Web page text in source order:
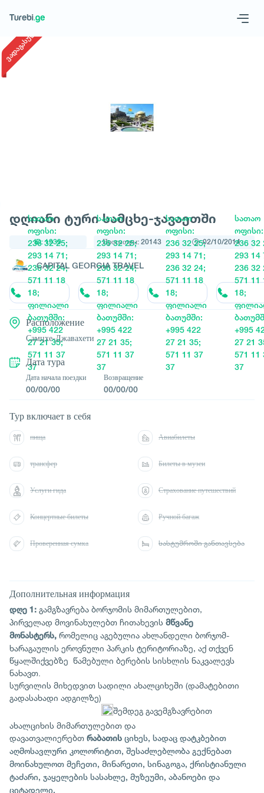
Запросить тур
ვადაგასული
დღიანი ტური სამცხე-ჯავაეთში
ID: 1939 Просмотры: 20143 02/10/2014
CAPITAL GEORGIA TRAVEL
სათაო
ოფისი:
236 32 25;
293 14 71;
236 32 24;
571 11 18
18;
ფილიალი
ბათუმში:
+995 422
27 21 35;
571 11 37
37
სათაო
ოფისი:
236 32 25;
293 14 71;
236 32 24;
571 11 18
18;
ფილიალი
ბათუმში:
+995 422
27 21 35;
571 11 37
37
სათაო
ოფისი:
236 32 25;
293 14 71;
236 32 24;
571 11 18
18;
ფილიალი
ბათუმში:
+995 422
27 21 35;
571 11 37
37
სათაო
ოფისი:
236 32
293 14
236 32
571 11
18;
+995
27 21
571 11
37
Расположение
Самцхе-Джавахети
Дата тура
Дата начала поездки
00/00/00
Возвращение
00/00/00
Дополнительная информация
დღე 1: გამგზავრება ბორჯომის მიმართულებით,
პირველად მოვინახულებთ ჩითახევის მწვანე
მონასტერს, რომელიც აგებულია ახლანდელი ბორჯომ-
ხარაგაულის ეროვნული პარკის ტერიტორიაზე, აქ თქვენ
წყალშიქვებზე წამებული ბერების სისხლის ნაკვალევს
ნახავთ.
სურვილის მიხედვით სადილი ახალციხეში (დამატებითი
გადასახადი ადგილზე)
შემდეგ გავემგზავრებით
ახალციხის მიმართულებით და
დავათვალიერებთ რაბათის ციხეს, სადაც დატკბებით
აღმოსავლური კოლორიტით, შესაძლებლობა გექნებათ
მოინახულოთ მეჩეთი, მინარეთი, სინაგოგა, ქრისტიანული
ტაძარი, ჯაყელების სასახლე, მუზეუმი, აბანოები და
ციტადელი.
Тур включает в себя
пища Авиабилеты
трансфер Билеты в музеи
Услуги гида Страхование путешествий
Концертные билеты Ручной багаж
Проверенная сумка სასტუმროში განთავსება